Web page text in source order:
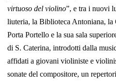
virtuoso del violino”, e tra i nuovi
liuteria, la Biblioteca Antoniana, la
Porta Portello e la sua sala
di S. Caterina, introdotti dalla
affidati a giovani violiniste e
sonate del compositore, un